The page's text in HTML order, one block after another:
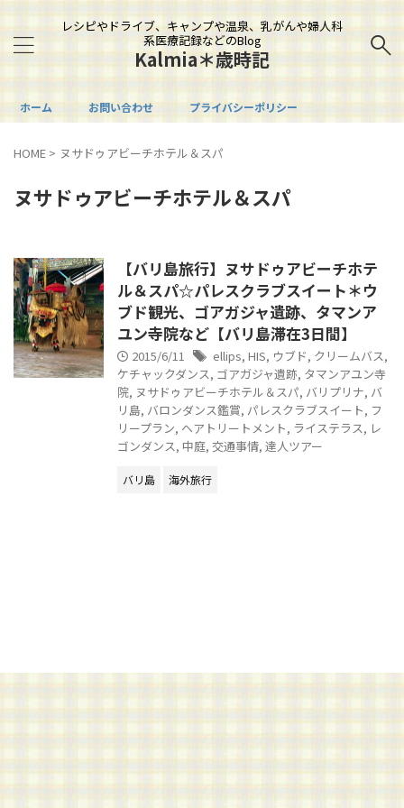
レシピやドライブ、キャンプや温泉、乳がんや婦人科
系医療記録などのBlog
Kalmia＊歳時記
ホーム お問い合わせ プライバシーポリシー
HOME > ヌサドゥアビーチホテル＆スパ
ヌサドゥアビーチホテル＆スパ
【バリ島旅行】ヌサドゥアビーチホテ
ル＆スパ☆パレスクラブスイート＊ウ
ブド観光、ゴアガジャ遺跡、タマンア
ユン寺院など【バリ島滞在3日間】
2015/6/11 ellips, HIS, ウブド, クリームバス,
ケチャックダンス, ゴアガジャ遺跡, タマンアユン寺
院, ヌサドゥアビーチホテル＆スパ, バリプリナ, バ
リ島, バロンダンス鑑賞, パレスクラブスイート, フ
リープラン, ヘアトリートメント, ライステラス, レ
ゴンダンス, 中庭, 交通事情, 達人ツアー
バリ島 海外旅行